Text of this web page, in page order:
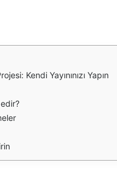
Kendi Yayınınızı Yapın